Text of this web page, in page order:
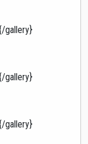
gallery}
gallery}
gallery}